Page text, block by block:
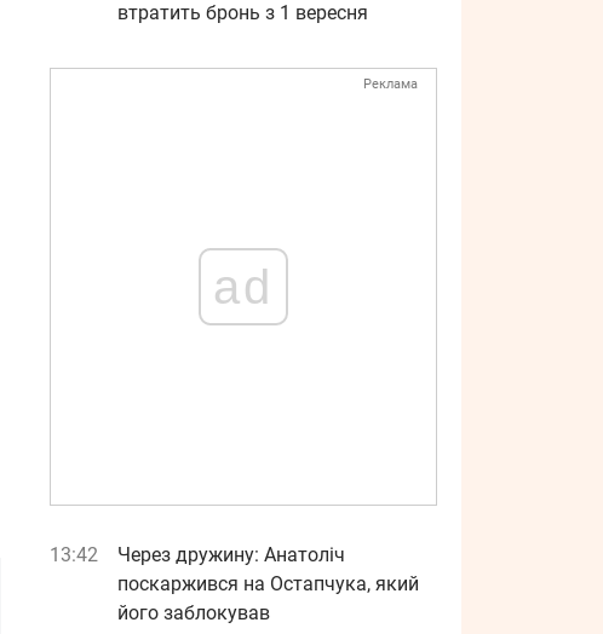
втратить бронь з 1 вересня
Реклама
ad
13:42
Через дружину: Анатоліч
поскаржився на Остапчука, який
його заблокував